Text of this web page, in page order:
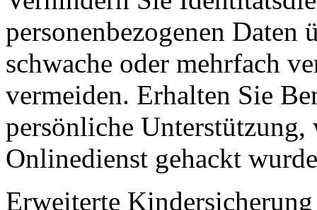
personenbezogenen
schwache oder mehrfach
vermeiden. Erhalten Sie
persönliche
Onlinedienst gehackt
Erweiterte